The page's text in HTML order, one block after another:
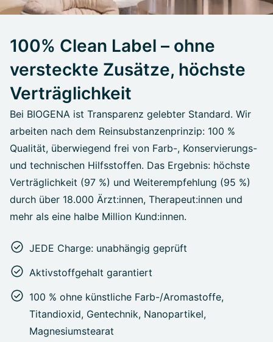
100% Clean Label – ohne
versteckte Zusätze, höchste
Verträglichkeit
Bei BIOGENA ist Transparenz gelebter Standard. Wir
arbeiten nach dem Reinsubstanzenprinzip: 100 %
Qualität, überwiegend frei von Farb-, Konservierungs-
und technischen Hilfsstoffen. Das Ergebnis: höchste
Verträglichkeit (97 %) und Weiterempfehlung (95 %)
durch über 18.000 Ärzt:innen, Therapeut:innen und
mehr als eine halbe Million Kund:innen.
JEDE Charge: unabhängig geprüft
Aktivstoffgehalt garantiert
100 % ohne künstliche Farb-/Aromastoffe,
Titandioxid, Gentechnik, Nanopartikel,
Magnesiumstearat